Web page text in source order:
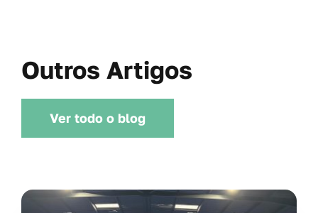
Outros Artigos
Ver todo o blog